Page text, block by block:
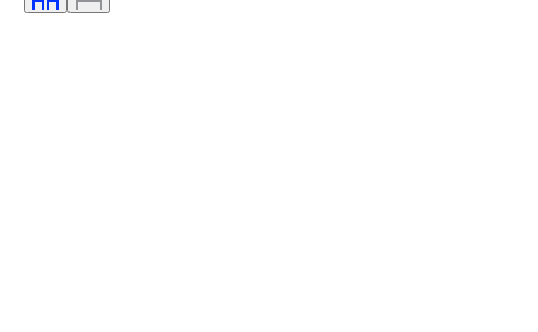
原件/副本